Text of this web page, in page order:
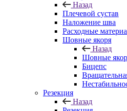
Назад
Плечевой сустав
Наложение шва
Расходные
Шовные якоря
Назад
Шовные
Бицепс
Резекция
Назад